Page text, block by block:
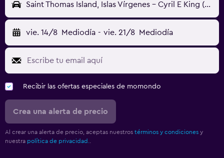
Saint Thomas Island, Islas Vírgenes - Cyril E King (STT)
vie. 14/8 Mediodía - vie. 21/8 Mediodía
Recibir las ofertas especiales de momondo
Crea una alerta de precio
Al crear una alerta de precio, aceptas nuestros términos y condiciones y
nuestra política de privacidad..